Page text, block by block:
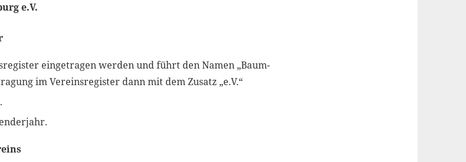
e.V.
eingetragen werden und führt den Namen „Baum-
im Vereinsregister dann mit dem Zusatz „e.V.“